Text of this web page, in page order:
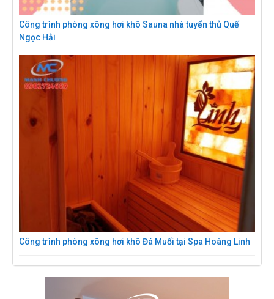
Công trình phòng xông hơi khô Sauna nhà tuyển thủ Quế
Ngọc Hải
Công trình phòng xông hơi khô Đá Muối tại Spa Hoàng Linh